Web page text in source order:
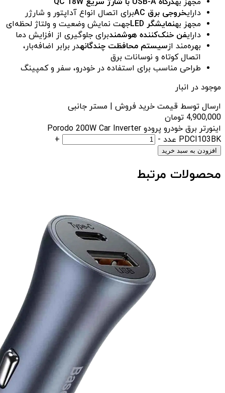
مجهز بهدرگاه USB-A با شارژ سریع QC 18W
دارایخروجی برق AC
برای اتصال انواع آداپتور و شارژر
مجهز بهنمایشگر LED
جهت نمایش وضعیت و ولتاژ لحظه‌ای
دارایفن خنک‌کننده هوشمندبرای جلوگیری از افزایش دما
بهره‌مند ازسیستم محافظت چندگانهدر برابر اضافه‌بار،
اتصال کوتاه و نوسانات برق
طراحی مناسب برای استفاده در خودرو، سفر و کمپینگ
موجود در انبار
ارسال توسط قیمت خرید فروش | مستر جانبی
4,900,000 تومان
اینورتر برق خودرو پرودو Porodo 200W Car Inverter
PDCI103BK عدد
-
+
افزودن به سبد خرید
محصولات مرتبط